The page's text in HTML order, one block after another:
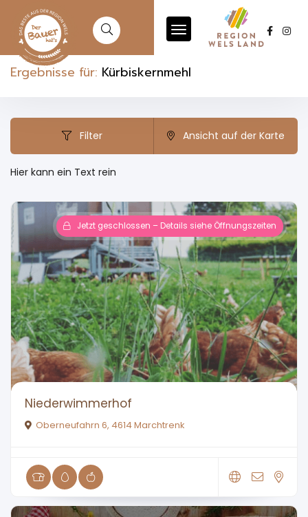
Ergebnisse für: Kürbiskernmehl
Filter Ansicht auf der Karte
Hier kann ein Text rein
Jetzt geschlossen – Details siehe Öffnungszeiten
Niederwimmerhof
Oberneufahrn 6, 4614 Marchtrenk